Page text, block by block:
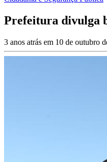
Prefeitura divulga
3 anos atrás em 10 de outubro